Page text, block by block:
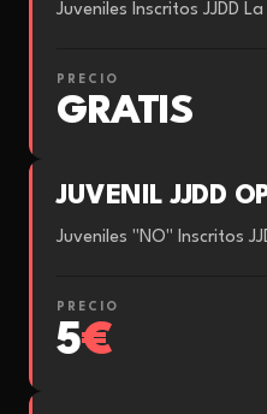
Juveniles Inscritos JJDD La
PRECIO
GRATIS
JUVENIL JJDD
Juveniles "NO" Inscritos
PRECIO
5€